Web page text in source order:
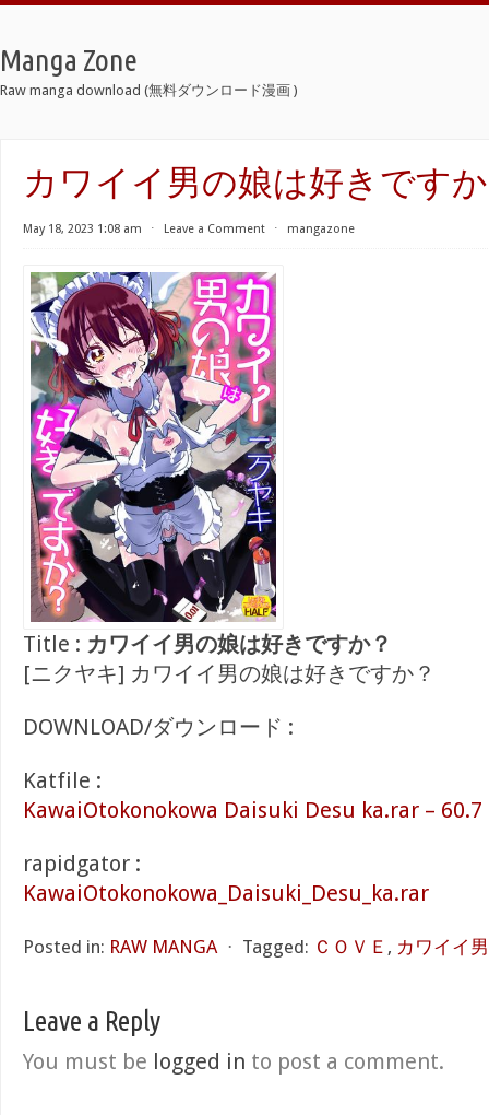
Manga Zone
Raw manga download (無料ダウンロード漫画 )
カワイイ男の娘は好きです
May 18, 2023 1:08 am ⋅ Leave a Comment ⋅ mangazone
Title : カワイイ男の娘は好きですか？
[ニクヤキ] カワイイ男の娘は好きですか？
DOWNLOAD/ダウンロード :
Katfile :
KawaiOtokonokowa Daisuki Desu ka.rar – 60.7
rapidgator :
KawaiOtokonokowa_Daisuki_Desu_ka.rar
Posted in: RAW MANGA ⋅ Tagged: ＣＯＶＥ , カワイイ
Leave a Reply
You must be logged in to post a comment.